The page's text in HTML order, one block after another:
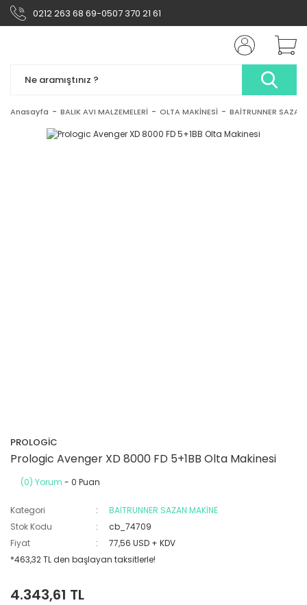
0212 263 68 69-0507 370 21 61
Anasayfa BALIK AVI MALZEMELERİ OLTA MAKİNESİ BAİTRUNNER
PROLOGİC
Prologic Avenger XD 8000 FD 5+1BB Olta Makinesi
(0) Yorum - 0 Puan
Kategori
BAİTRUNNER SAZAN MAKİNE
Stok Kodu
cb_74709
Fiyat
77,56 USD + KDV
*463,32 TL den başlayan taksitlerle!
4.343,61 TL